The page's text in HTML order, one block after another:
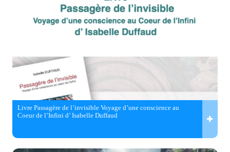
Livre Passagère de l’invisible Voyage d’une conscience au
Coeur de l’Infini d’ Isabelle Duffaud